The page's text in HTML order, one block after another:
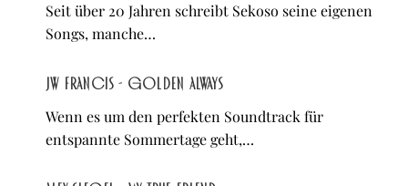
Seit über 20 Jahren schreibt Sekoso seine eigenen
Songs, manche…
JW Francis - Golden Always
Wenn es um den perfekten Soundtrack für
entspannte Sommertage geht,…